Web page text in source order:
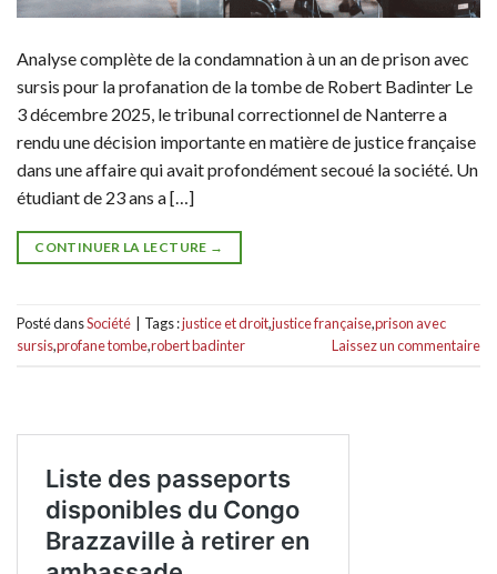
Analyse complète de la condamnation à un an de prison avec
sursis pour la profanation de la tombe de Robert Badinter Le
3 décembre 2025, le tribunal correctionnel de Nanterre a
rendu une décision importante en matière de justice française
dans une affaire qui avait profondément secoué la société. Un
étudiant de 23 ans a […]
CONTINUER LA LECTURE →
Posté dansSociété Tags :justice et droit,justice française,prison avec
sursis,profane tombe,robert badinter Laissez un commentaire